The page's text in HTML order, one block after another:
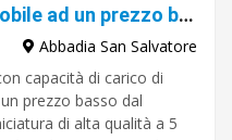
Nuova rampa di carico mobile ad un prezzo basso dal produttore
Abbadia San Salvatore
capacità di carico di
prezzo basso dal
di alta qualità a 5